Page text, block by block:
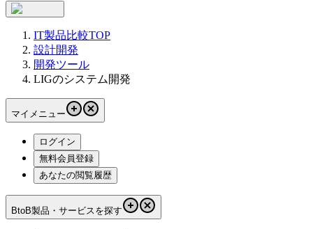
IT製品比較TOP
設計開発
開発ツール
LIGのシステム開発
マイメニュー
ログイン
無料会員登録
あなたの閲覧履歴
BtoB製品・サービスを探す